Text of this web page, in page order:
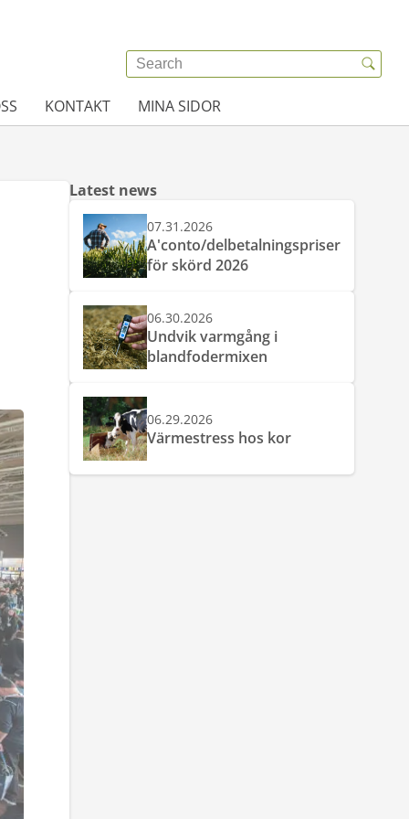
KONTAKT MINA SIDOR
Latest news
07.31.2026
A'conto/delbetalningspriser
för skörd 2026
06.30.2026
Undvik varmgång i
blandfodermixen
06.29.2026
Värmestress hos kor